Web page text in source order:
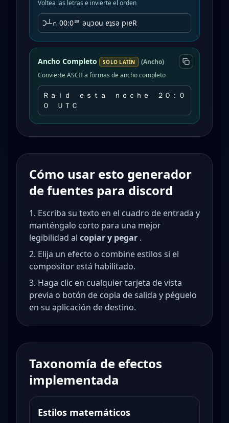
Voltea las letras e invierte el orden
Ɔ┴∩ 00:0ᄅ ǝɥɔou ɐʇsǝ pᴉɐR
Ancho Completo SOLO LATÍN (Ancho)
Convierte ASCII a formas de ancho completo
Ｒａｉｄ ｅｓｔａ ｎｏｃｈｅ ２０：０
０ ＵＴＣ
Cómo usar esto generador
de fuentes para discord
Escriba su texto en el cuadro de entrada y
manténgalo corto para una mejor
legibilidad al copiar y pegar .
Elija un efecto o combine estilos si el
compositor está habilitado.
Haga clic en cualquier tarjeta de vista
previa o botón de copia de salida y péguelo
en su aplicación de destino.
Taxonomía de efectos
implementada
Estilos matemáticos